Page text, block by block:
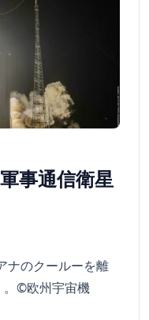
事通信衛星
ナのクールーを離
。©欧州宇宙機